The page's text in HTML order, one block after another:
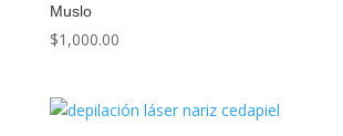
Muslo
$1,000.00